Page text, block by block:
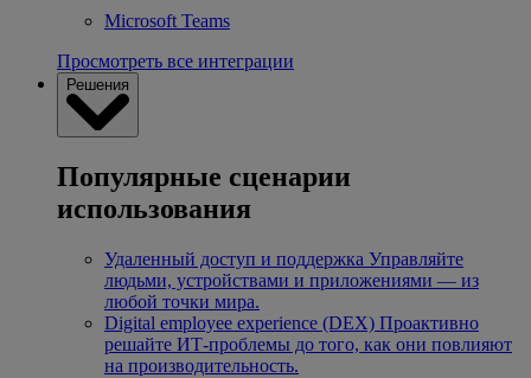
Microsoft Teams
Просмотреть все интеграции
Решения
Популярные сценарии
использования
Удаленный доступ и поддержка Управляйте
людьми, устройствами и приложениями — из
любой точки мира.
Digital employee experience (DEX) Проактивно
решайте ИТ-проблемы до того, как они повлияют
на производительность.